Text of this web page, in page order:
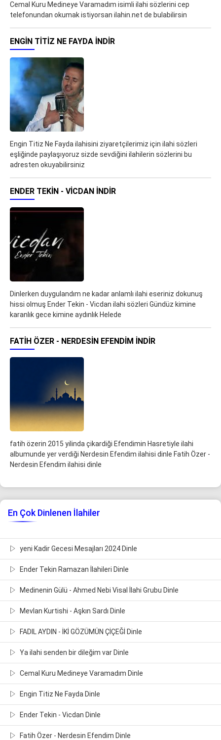
Cemal Kuru Medineye Varamadım isimli ilahi sözlerini cep
telefonundan okumak istiyorsan ilahin.net de bulabilirsin
ENGIN TITIZ NE FAYDA İNDIR
Engin Titiz Ne Fayda ilahisini ziyaretçilerimiz için ilahi sözleri
eşliğinde paylaşıyoruz sizde sevdiğini ilahilerin sözlerini bu
adresten okuyabilirsiniz
ENDER TEKIN - VICDAN İNDIR
Dinlerken duygulandım ne kadar anlamlı ilahi eseriniz dokunuş
hissi olmuş Ender Tekin - Vicdan ilahi sözleri Gündüz kimine
karanlık gece kimine aydınlık Helede
FATIH ÖZER - NERDESIN EFENDIM İNDIR
fatih özerin 2015 yilinda çikardiği Efendimin Hasretiyle ilahi
albumunde yer verdiği Nerdesin Efendim ilahisi dinle Fatih Özer -
Nerdesin Efendim ilahisi dinle
En Çok Dinlenen İlahiler
yeni Kadir Gecesi Mesajları 2024 Dinle
Ender Tekin Ramazan İlahileri Dinle
Medinenin Gülü - Ahmed Nebi Visal İlahi Grubu Dinle
Mevlan Kurtishi - Aşkın Sardı Dinle
FADIL AYDIN - İKİ GÖZÜMÜN ÇİÇEĞİ Dinle
Ya ilahi senden bir dileğim var Dinle
Cemal Kuru Medineye Varamadım Dinle
Engin Titiz Ne Fayda Dinle
Ender Tekin - Vicdan Dinle
Fatih Özer - Nerdesin Efendim Dinle